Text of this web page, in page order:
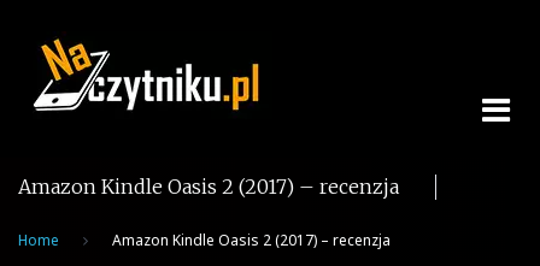
content
Amazon Kindle Oasis 2 (2017) – recenzja
Home Amazon Kindle Oasis 2 (2017) – recenzja